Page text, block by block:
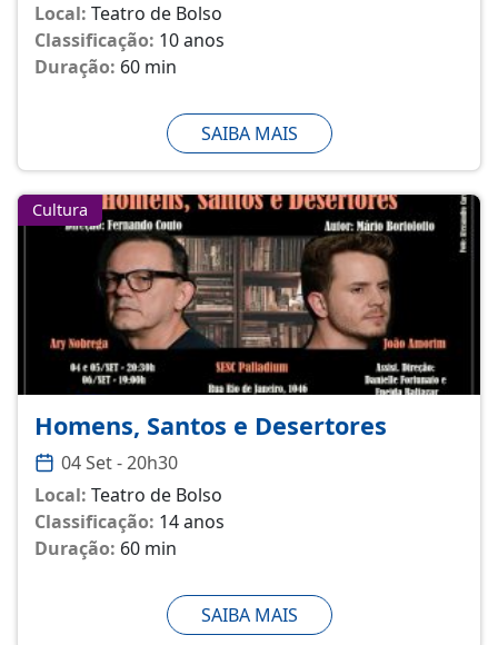
Local: Teatro de Bolso
Classificação: 10 anos
Duração: 60 min
SAIBA MAIS
Cultura
Homens, Santos e Desertores
04 Set - 20h30
Local: Teatro de Bolso
Classificação: 14 anos
Duração: 60 min
SAIBA MAIS